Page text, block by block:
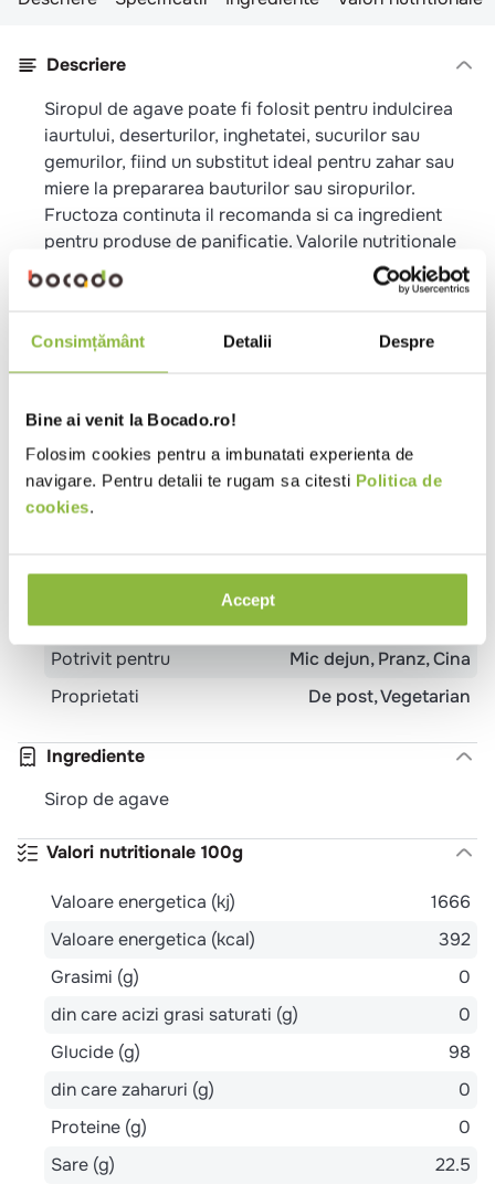
Consimțământ Detalii Despre
Bine ai venit la Bocado.ro!
Folosim cookies pentru a imbunatati experienta de
navigare. Pentru detalii te rugam sa citesti Politica de
cookies.
Accept
Descriere
Siropul de agave poate fi folosit pentru indulcirea
iaurtului, deserturilor, inghetatei, sucurilor sau
gemurilor, fiind un substitut ideal pentru zahar sau
miere la prepararea bauturilor sau siropurilor.
Fructoza continuta il recomanda si ca ingredient
pentru produse de panificatie. Valorile nutritionale
sunt supuse variatiilor specifice produselor naturale.
Format
Tip indulcitori
Temperatura
Ambiental
Certificare
ECO
Tara de origine
local
Evenimente
Trattoria
Potrivit pentru
Mic dejun Pranz Cina
Proprietati
De post Vegetarian
Ingrediente
Sirop de agave
Valori nutritionale 100g
Valoare energetica (kj)
1666
Valoare energetica (kcal)
392
Grasimi (g)
0
din care acizi grasi saturati (g)
0
Glucide (g)
98
din care zaharuri (g)
0
Proteine (g)
0
Sare (g)
22.5